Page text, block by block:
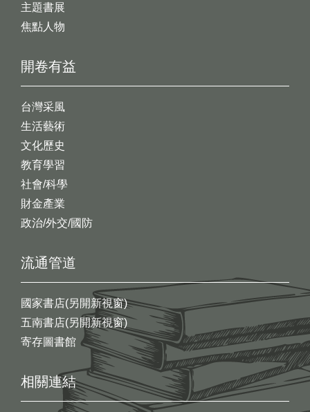
開卷有益
台灣采風
生活藝術
文化歷史
教育學習
社會/科學
財金產業
政治/外交/國防
主題書展
焦點人物
流通管道
國家書店(另開新視窗)
五南書店(另開新視窗)
寄存圖書館
相關連結